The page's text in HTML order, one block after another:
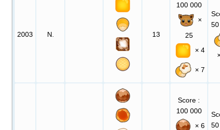
2003 N. 13
100 000
×
25
× 4
× 7
Score :
100 000
× 6